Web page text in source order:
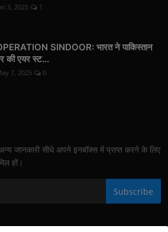
3, 2025 1
SINDOOR: भारत ने पाकिस्तान
की एयर स्ट...
7, 2025 0
जानकारी सीधे अपने इनबॉक्स में प्राप्त करने के लिए
हों।
Subscribe